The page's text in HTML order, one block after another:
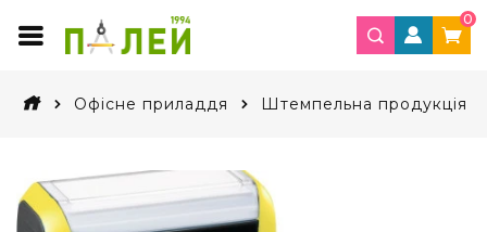
0
Офісне приладдя Штемпельна продукція